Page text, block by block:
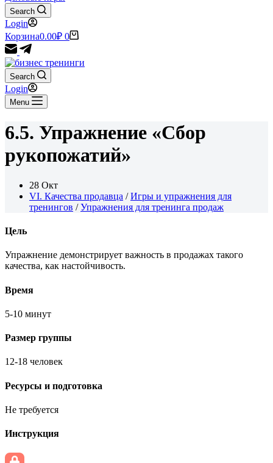
Search
Login
Корзина0.00₽ 0
Search
Login
Menu
6.5. Упражнение «Сбор
рукопожатий»
28 Окт
VI. Качества продавца /Игры и упражнения для
тренингов /Упражнения для тренинга продаж
Цель
Упражнение демонстрирует важность в продажах такого
качества, как настойчивость.
Время
5-10 минут
Размер группы
12-18 человек
Ресурсы и подготовка
Не требуется
Инструкция